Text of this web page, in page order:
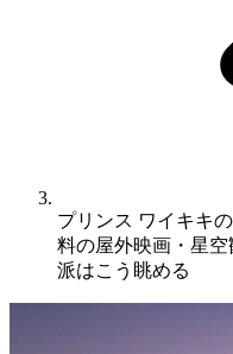
プリンス ワイキキ
料の屋外映画・星
派はこう眺める